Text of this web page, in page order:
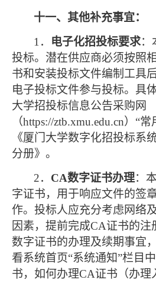
十一、其他补充事宜：
1 ． 电子化招投标要求：
投标。潜在供应商必须按照
书和安装投标文件编制工具
电子投标文件参与投标。具
大学招投标信息公告采购网
（https://ztb.xmu.edu.cn）“常
《厦门大学数字化招投标系
分册》。
2． CA数字证书办理：
字证书，用于响应文件的签
作。投标人应充分考虑网络
因素，提前完成CA证书的注
数字证书的办理及续期事宜
看系统首页“系统通知”栏目
书，如何办理CA证书（办理